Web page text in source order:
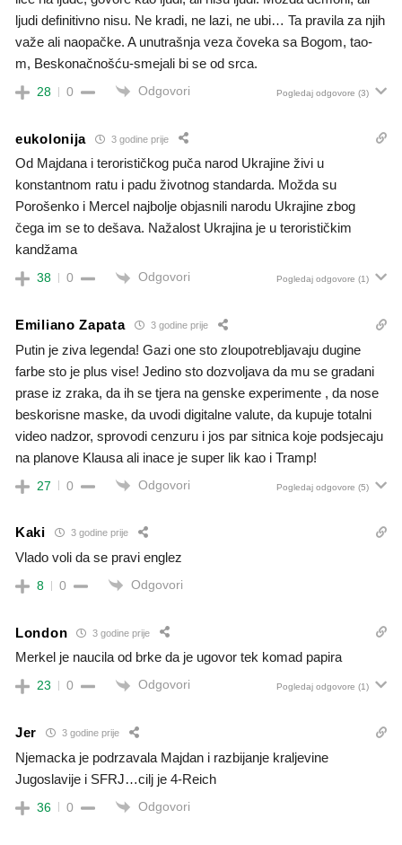
ljudi definitivno nisu. Ne kradi, ne lazi, ne ubi… Ta pravila za njih
važe ali naopačke. A unutrašnja veza čoveka sa Bogom, tao-
m, Beskonačnošću-smejali bi se od srca.
28 0 Odgovori Pogledaj odgovore (3)
eukolonija 3 godine prije
Od Majdana i terorističkog puča narod Ukrajine živi u
konstantnom ratu i padu životnog standarda. Možda su
Porošenko i Mercel najbolje objasnili narodu Ukrajine zbog
čega im se to dešava. Nažalost Ukrajina je u terorističkim
kandžama
38 0 Odgovori Pogledaj odgovore (1)
Emiliano Zapata 3 godine prije
Putin je ziva legenda! Gazi one sto zloupotrebljavaju dugine
farbe sto je plus vise! Jedino sto dozvoljava da mu se gradani
prase iz zraka, da ih se tjera na genske experimente , da nose
beskorisne maske, da uvodi digitalne valute, da kupuje totalni
video nadzor, sprovodi cenzuru i jos par sitnica koje podsjecaju
na planove Klausa ali inace je super lik kao i Tramp!
27 0 Odgovori Pogledaj odgovore (5)
Kaki 3 godine prije
Vlado voli da se pravi englez
8 0 Odgovori
London 3 godine prije
Merkel je naucila od brke da je ugovor tek komad papira
23 0 Odgovori Pogledaj odgovore (1)
Jer 3 godine prije
Njemacka je podrzavala Majdan i razbijanje kraljevine
Jugoslavije i SFRJ…cilj je 4-Reich
36 0 Odgovori